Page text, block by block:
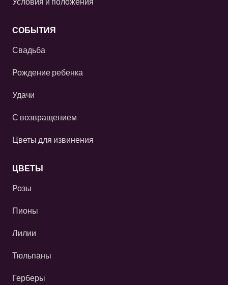
СОБЫТИЯ
Свадьба
Рождение ребенка
Удачи
С возвращением
Цветы для извинения
ЦВЕТЫ
Розы
Пионы
Лилии
Тюльпаны
Герберы